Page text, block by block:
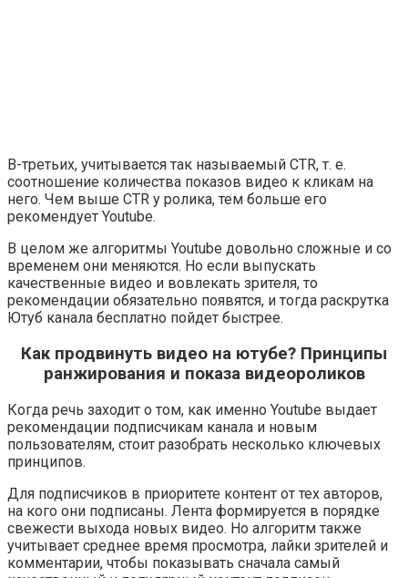
В-третьих, учитывается так называемый CTR, т. е.
соотношение количества показов видео к кликам на
него. Чем выше CTR у ролика, тем больше его
рекомендует Youtube.
В целом же алгоритмы Youtube довольно сложные и со
временем они меняются. Но если выпускать
качественные видео и вовлекать зрителя, то
рекомендации обязательно появятся, и тогда раскрутка
Ютуб канала бесплатно пойдет быстрее.
Как продвинуть видео на ютубе? Принципы
ранжирования и показа видеороликов
Когда речь заходит о том, как именно Youtube выдает
рекомендации подписчикам канала и новым
пользователям, стоит разобрать несколько ключевых
принципов.
Для подписчиков в приоритете контент от тех авторов,
на кого они подписаны. Лента формируется в порядке
свежести выхода новых видео. Но алгоритм также
учитывает среднее время просмотра, лайки зрителей и
комментарии, чтобы показывать сначала самый